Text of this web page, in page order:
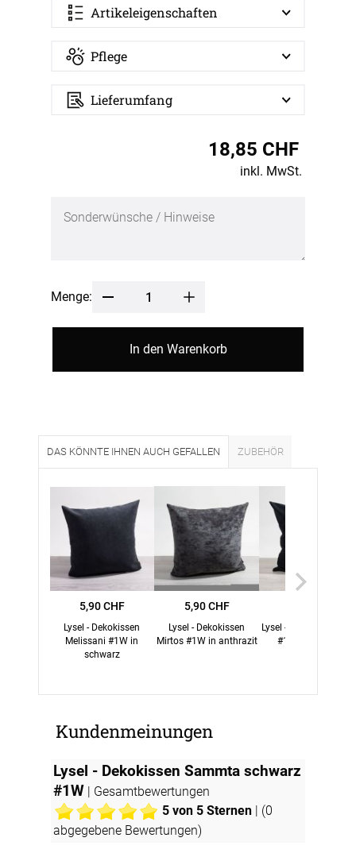
Artikeleigenschaften
Pflege
Lieferumfang
18,85 CHF
inkl. MwSt.
Menge:
In den Warenkorb
DAS KÖNNTE IHNEN AUCH GEFALLEN ZUBEHÖR
5,90 CHF
Lysel - Dekokissen
Melissani #1W in
schwarz
5,90 CHF
Lysel - Dekokissen
Mirtos #1W in anthrazit
Lysel - Dekokissen
#1W in schwarz
Kundenmeinungen
Lysel - Dekokissen Sammta schwarz
#1W | Gesamtbewertungen
5 von 5 Sternen | (0
abgegebene Bewertungen)